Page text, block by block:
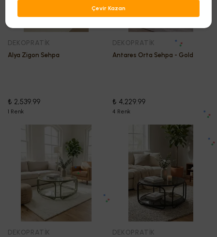
DEKOPRATİK
Alya Zigon Sehpa
₺ 2,539.99
1 Renk
DEKOPRATİK
Antares Orta Sehpa - Gold
₺ 4,229.99
4 Renk
DEKOPRATİK DEKOPRATİK
Çevir Kazan